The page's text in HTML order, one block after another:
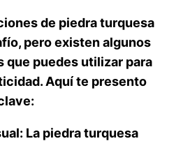
de piedra turquesa
pero existen algunos
que puedes utilizar para
Aquí te presento
La piedra turquesa